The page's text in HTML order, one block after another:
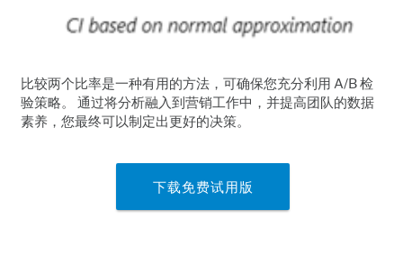
比较两个比率是一种有用的方法，可确保您充分利用 A/B 检
验策略。 通过将分析融入到营销工作中，并提高团队的数据
素养，您最终可以制定出更好的决策。
下载免费试用版